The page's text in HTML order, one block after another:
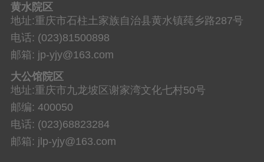
黄水院区
地址:重庆市石柱土家族自治县黄水镇莼乡路287号
电话: (023)81500898
邮箱: jp-yjy@163.com
大公馆院区
地址:重庆市九龙坡区谢家湾文化七村50号
邮编: 400050
电话: (023)68823284
邮箱: jlp-yjy@163.com